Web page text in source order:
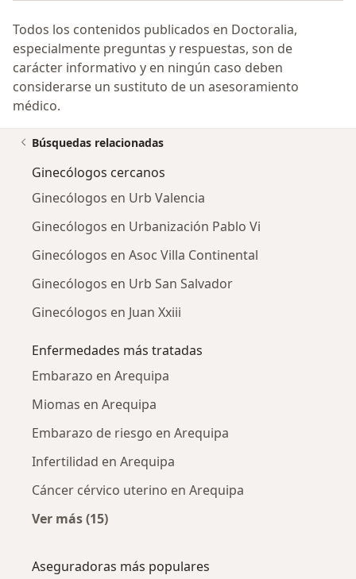
Todos los contenidos publicados en Doctoralia,
especialmente preguntas y respuestas, son de
carácter informativo y en ningún caso deben
considerarse un sustituto de un asesoramiento
médico.
Búsquedas relacionadas
Ginecólogos cercanos
Ginecólogos en Urb Valencia
Ginecólogos en Urbanización Pablo Vi
Ginecólogos en Asoc Villa Continental
Ginecólogos en Urb San Salvador
Ginecólogos en Juan Xxiii
Enfermedades más tratadas
Embarazo en Arequipa
Miomas en Arequipa
Embarazo de riesgo en Arequipa
Infertilidad en Arequipa
Cáncer cérvico uterino en Arequipa
Ver más (15)
Aseguradoras más populares